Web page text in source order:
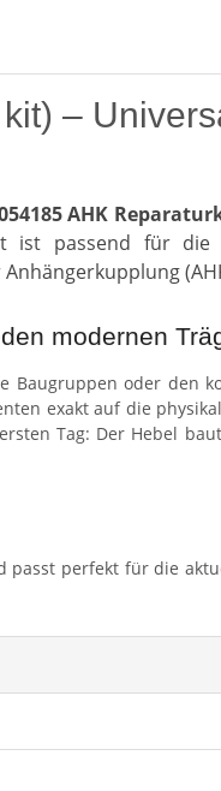
–
AHK
ist passend für die
modernen
Baugruppen oder den
exakt auf die
Tag: Der Hebel
passt perfekt für die